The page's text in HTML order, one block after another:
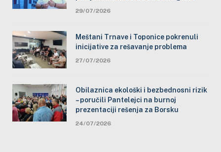
29/07/2026
Meštani Trnave i Toponice pokrenuli
inicijative za rešavanje problema
27/07/2026
Obilaznica ekološki i bezbednosni rizik
– poručili Pantelejci na burnoj
prezentaciji rešenja za Borsku
24/07/2026